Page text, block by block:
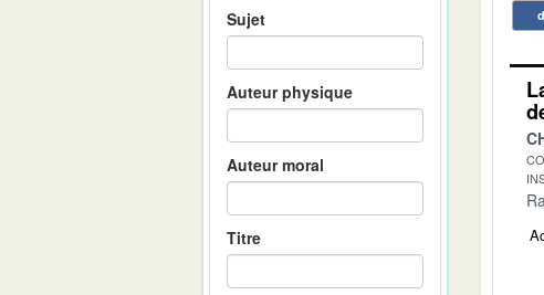
Sujet
Auteur physique
Auteur moral
Titre